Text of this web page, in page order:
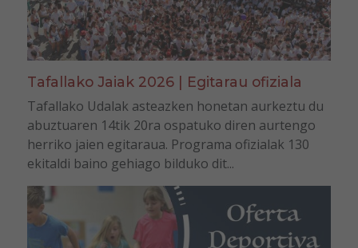
Tafallako Jaiak 2026 | Egitarau ofiziala
Tafallako Udalak asteazken honetan aurkeztu du
abuztuaren 14tik 20ra ospatuko diren aurtengo
herriko jaien egitaraua. Programa ofizialak 130
ekitaldi baino gehiago bilduko dit...